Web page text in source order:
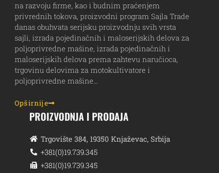
na razvoju firme, kao i budnim praćenjem
privrednih tokova, proizvodni program Sajla Trade
danas obuhvata serijsku proizvodnju svih vrsta
sajli, izrada pojedinačnih i maloserijskih delova za
poljoprivredne mašine, izrada pojedinačnih i
maloserijskih delova prema zahtevu naručioca,
trgovinu delovima za motokultivatore i
poljoprivredne mašine…
Opširnije
PROIZVODNJA I PRODAJA
Trgovište 384, 19350 Knjaževac, Srbija
+381(0)19.739.345
+381(0)19.739.345